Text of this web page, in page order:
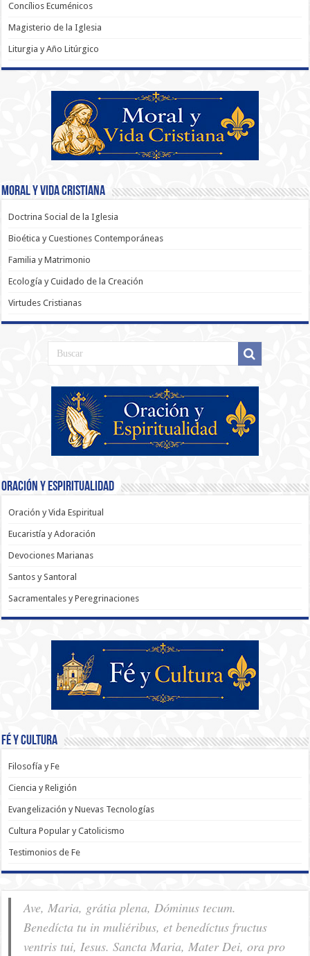
Concílios Ecuménicos
Magisterio de la Iglesia
Liturgia y Año Litúrgico
Moral y Vida Cristiana
Doctrina Social de la Iglesia
Bioética y Cuestiones Contemporáneas
Familia y Matrimonio
Ecología y Cuidado de la Creación
Virtudes Cristianas
Oración y Espiritualidad
Oración y Vida Espiritual
Eucaristía y Adoración
Devociones Marianas
Santos y Santoral
Sacramentales y Peregrinaciones
Fé y Cultura
Filosofía y Fe
Ciencia y Religión
Evangelización y Nuevas Tecnologías
Cultura Popular y Catolicismo
Testimonios de Fe
Ave, Maria, grátia plena, Dóminus tecum.
Benedícta tu in muliéribus, et benedíctus fructus
ventris tui, Iesus. Sancta Maria, Mater Dei, ora pro